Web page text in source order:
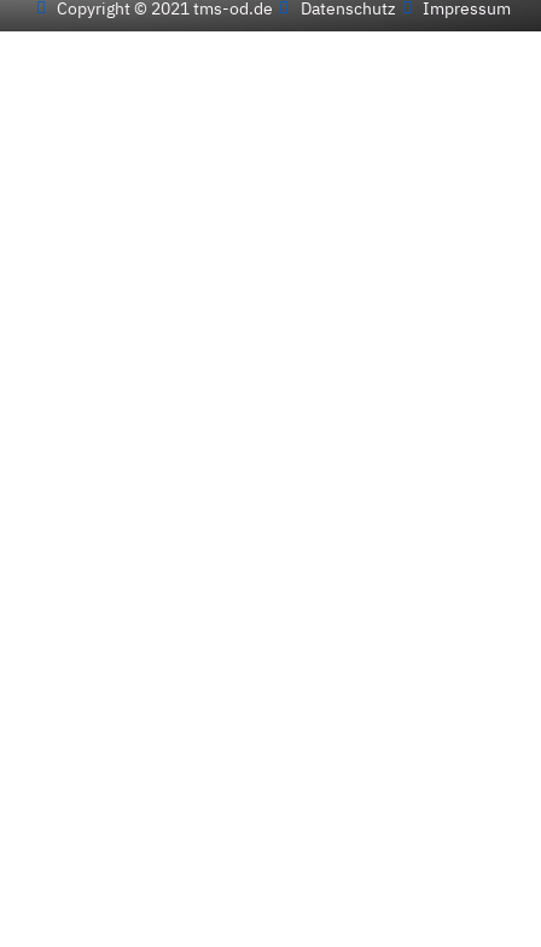
Copyright © 2021 tms-od.de Datenschutz Impressum